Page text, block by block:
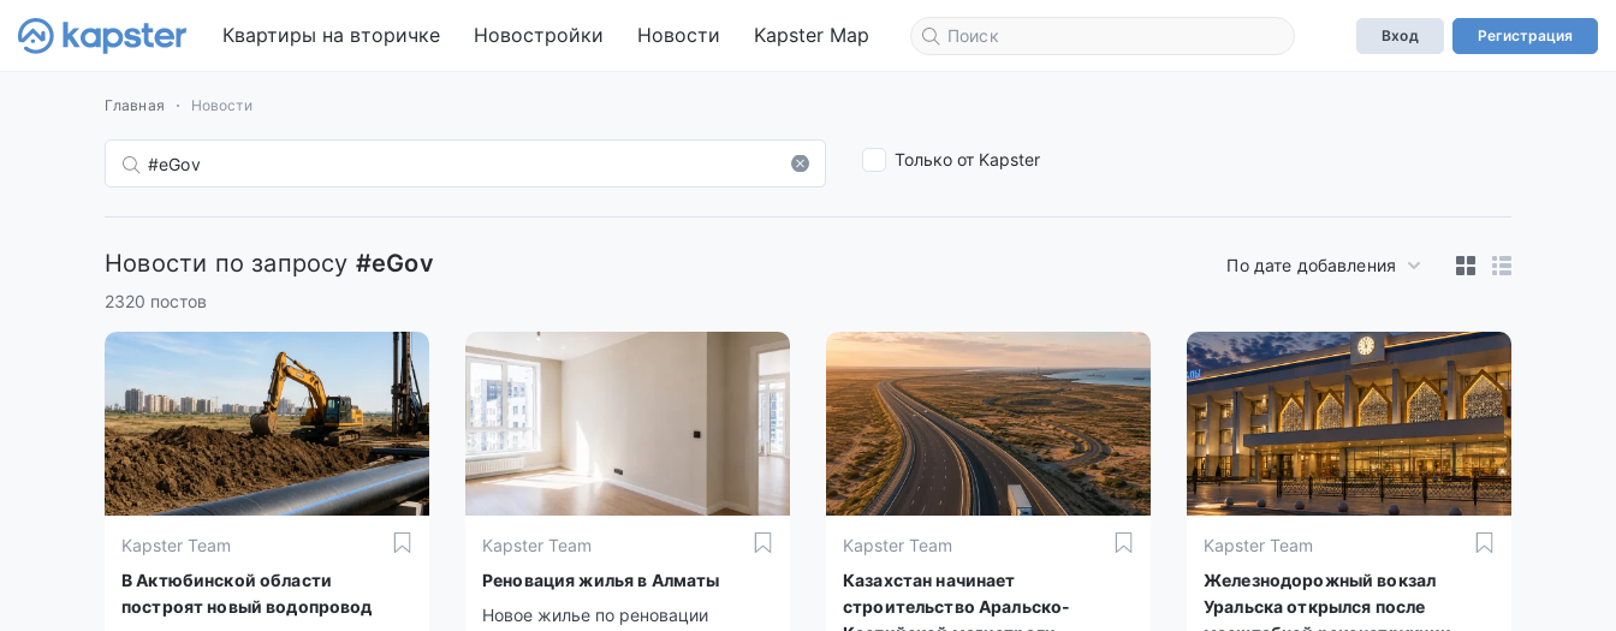
Квартиры на вторичке Новостройки Новости Kapster Map Вход Регистрация
Главная Новости
Только от Kapster
Новости по запросу #eGov
По дате добавления
2320 постов
Kapster Team
В Актюбинской области
построят новый водопровод
Kapster Team
Реновация жилья в Алматы
Новое жилье по реновации
Kapster Team
Казахстан начинает
строительство Аральско-
Kapster Team
Железнодорожный вокзал
Уральска открылся после